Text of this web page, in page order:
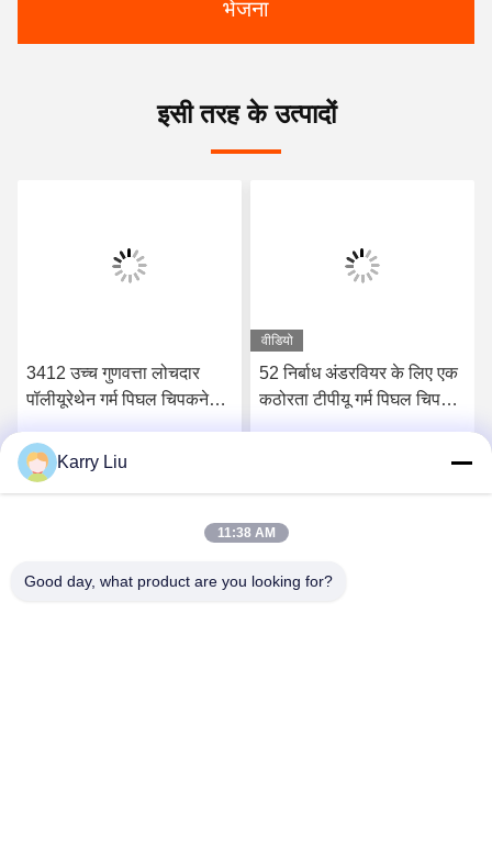
भेजना
इसी तरह के उत्पादों
3412 उच्च गुणवत्ता लोचदार
पॉलीयूरेथेन गर्म पिघल चिपकने
वीडियो
52 निर्बाध अंडरवियर के लिए एक
कठोरता टीपीयू गर्म पिघल चिपकने
Karry Liu
11:38 AM
Good day, what product are you looking for?